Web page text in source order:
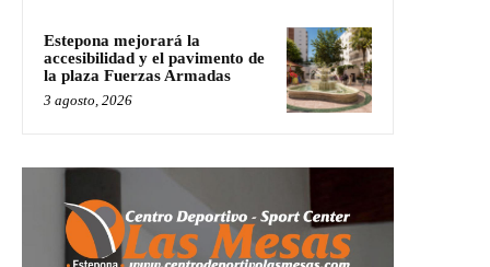
Estepona mejorará la
accesibilidad y el pavimento de
la plaza Fuerzas Armadas
3 agosto, 2026